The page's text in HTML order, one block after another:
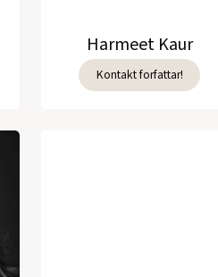
Harmeet Kaur
Kontakt forfattar!